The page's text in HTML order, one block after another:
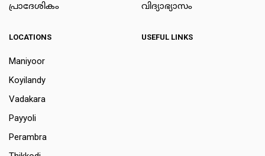
പ്രാദേശികം
വിദ്യാഭ്യാസം
LOCATIONS
Maniyoor
Koyilandy
Vadakara
Payyoli
Perambra
USEFUL LINKS